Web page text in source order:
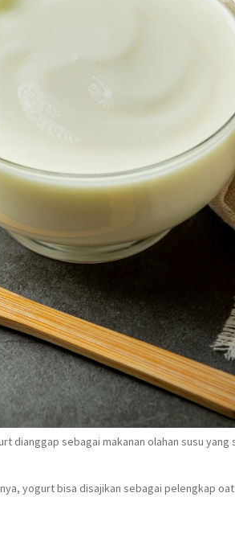
dianggap sebagai makanan olahan susu
yogurt bisa disajikan sebagai pelengkap